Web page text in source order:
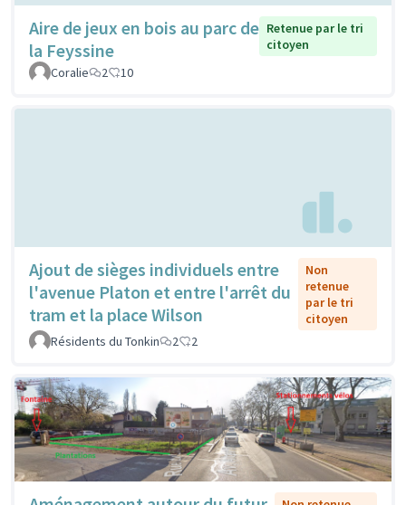
Aire de jeux en bois au parc de
la Feyssine
Retenue par le tri
citoyen
Coralie
2 10
Ajout de sièges individuels entre
l'avenue Platon et entre l'arrêt du
tram et la place Wilson
Non
retenue
par le tri
citoyen
Résidents du Tonkin
2 2